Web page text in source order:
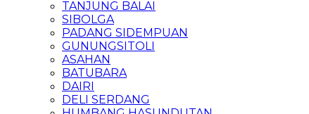
TANJUNG BALAI
SIBOLGA
PADANG SIDEMPUAN
GUNUNGSITOLI
ASAHAN
BATUBARA
DAIRI
DELI SERDANG